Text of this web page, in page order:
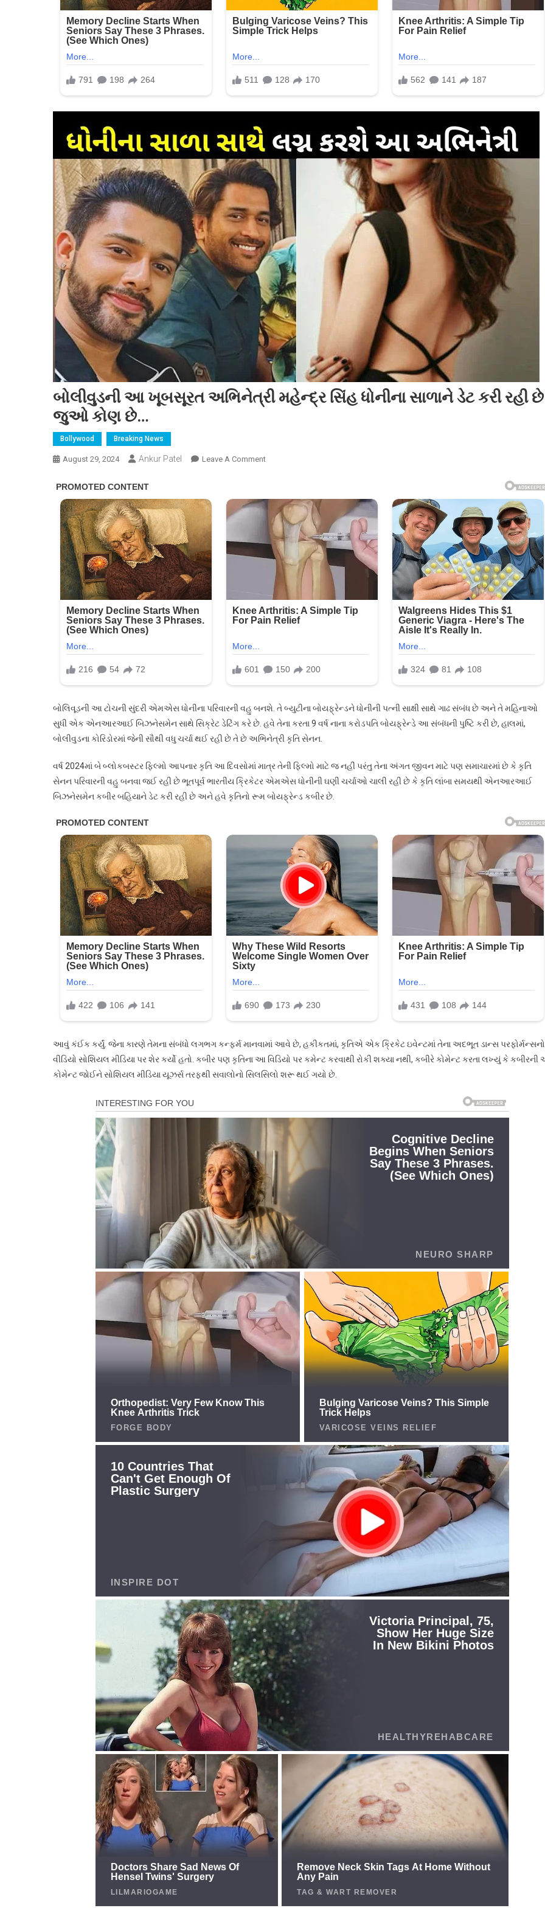
બોલીવુડની આ ખૂબસૂરત અભિનેત્રી મહેન્દ્ર સિંહ ધોનીના સાળાને ડેટ કરી રહી
જુઓ કોણ છે…
Bollywood Breaking News
August 29, 2024 Ankur Patel Leave A CommentOn
ખૂબસૂરત
અભિનેત્રી
મહેન્દ્ર
સિંહ
ધોનીના
ડેટ
કરી
રહી
છે!
કોણ
છે…
બોલિવૂડની આ ટોચની સુંદરી એમએસ ધોનીના પરિવારની વહુ બનશે. તે બ્યુટીના બોયફ્રેન્ડને ધોનીની પત્ની સાક્ષી સાથે ગાઢ સંબંધ છે અને તે મહિનાઓ
સુધી એક એનઆરઆઈ બિઝનેસમેન સાથે સિક્રેટ ડેટિંગ કરે છે. હવે તેના કરતા 9 વર્ષ નાના કરોડપતિ બોયફ્રેન્ડે આ સંબંધની પુષ્ટિ કરી છે, હાલમાં,
બોલીવુડના કોરિડોરમાં જેની સૌથી વધુ ચર્ચા થઈ રહી છે તે છે અભિનેત્રી કૃતિ સેનન.
વર્ષ 2024માં બે બ્લોકબસ્ટર ફિલ્મો આપનાર કૃતિ આ દિવસોમાં માત્ર તેની ફિલ્મો માટે જ નહીં પરંતુ તેના અંગત જીવન માટે પણ સમાચારમાં છે કે કૃતિ
સેનન પરિવારની વહુ બનવા જઈ રહી છે ભૂતપૂર્વ ભારતીય ક્રિકેટર એમએસ ધોનીની ઘણી ચર્ચાઓ ચાલી રહી છે કે કૃતિ લાંબા સમયથી એનઆરઆઈ
બિઝનેસમેન કબીર બહિયાને ડેટ કરી રહી છે અને હવે કૃતિનો રૂમ બોયફ્રેન્ડ કબીર છે.
આવું કંઈક કર્યું. જેના કારણે તેમના સંબંધો લગભગ કન્ફર્મ માનવામાં આવે છે, હકીકતમાં, કૃતિએ એક ક્રિકેટ ઇવેન્ટમાં તેના અદભૂત ડાન્સ પરફોર્મન્સનો
વીડિયો સોશિયલ મીડિયા પર શેર કર્યો હતો. કબીર પણ કૃતિના આ વિડિયો પર કમેન્ટ કરવાથી રોકી શક્યા નથી, કબીરે કોમેન્ટ કરતા લખ્યું કે
કોમેન્ટ જોઈને સોશિયલ મીડિયા યૂઝર્સ તરફથી સવાલોનો સિલસિલો શરૂ થઈ ગયો છે.